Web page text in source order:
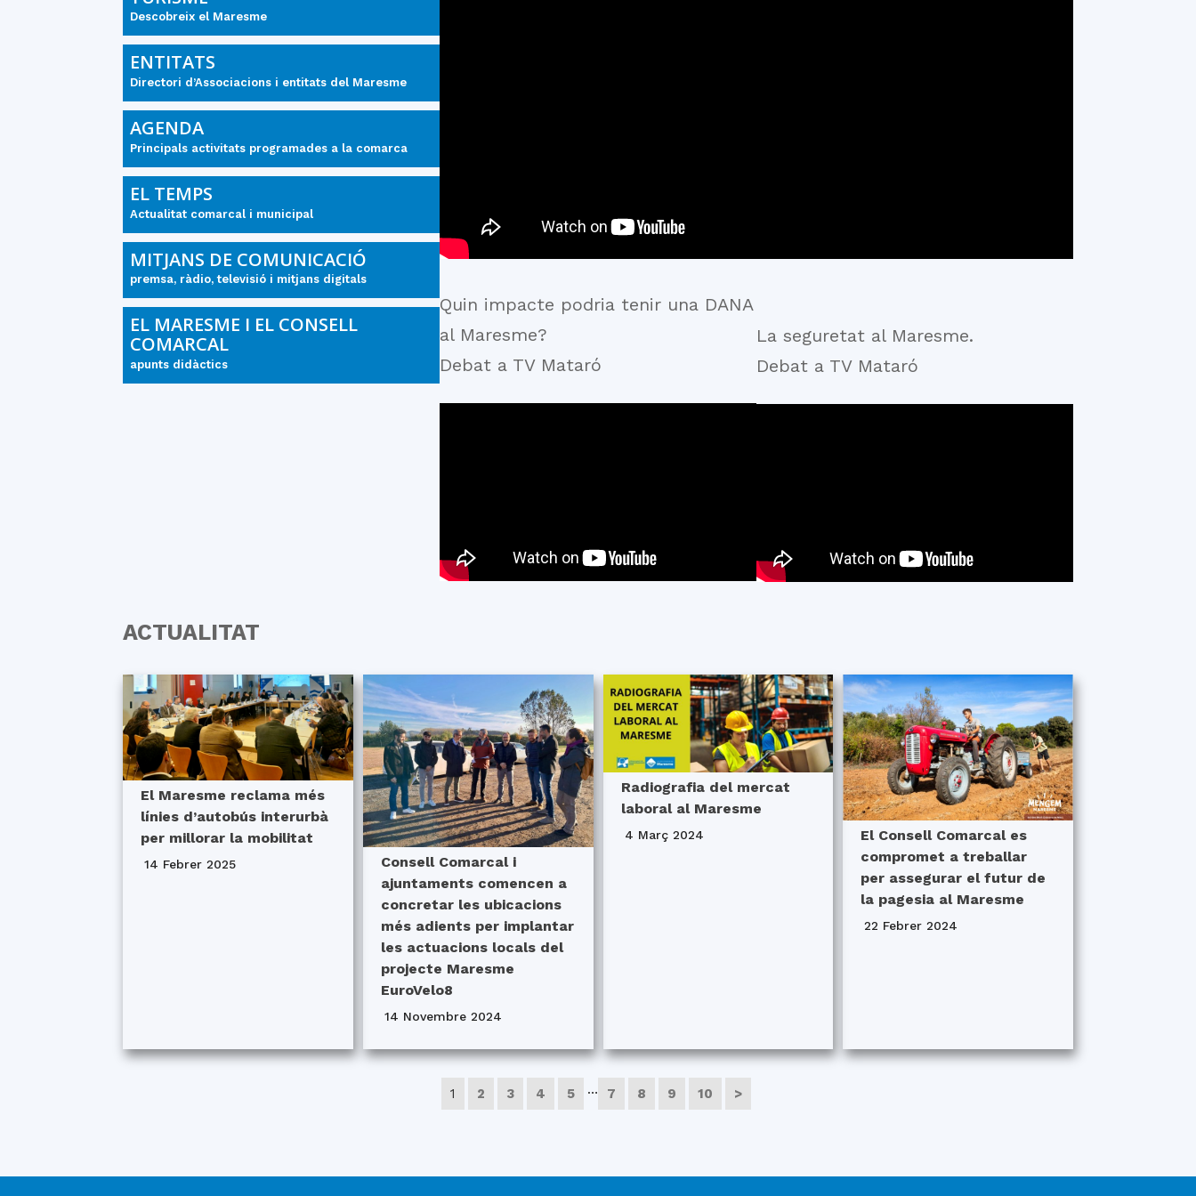
Descobreix el Maresme
ENTITATS
Directori d’Associacions i entitats del Maresme
AGENDA
Principals activitats programades a la comarca
EL TEMPS
Actualitat comarcal i municipal
MITJANS DE COMUNICACIÓ
premsa, ràdio, televisió i mitjans digitals
EL MARESME I EL CONSELL
COMARCAL
apunts didàctics
Quin impacte podria tenir una DANA
al Maresme?
Debat a TV Mataró
La seguretat al Maresme.
Debat a TV Mataró
ACTUALITAT
El Maresme reclama més
línies d’autobús interurbà
per millorar la mobilitat
14 Febrer 2025
Consell Comarcal i
ajuntaments comencen a
concretar les ubicacions
més adients per implantar
les actuacions locals del
projecte Maresme
EuroVelo8
14 Novembre 2024
Radiografia del mercat
laboral al Maresme
4 Març 2024
El Consell Comarcal es
compromet a treballar
per assegurar el futur de
la pagesia al Maresme
22 Febrer 2024
1 2 3 4 5 … 7 8 9 10 >